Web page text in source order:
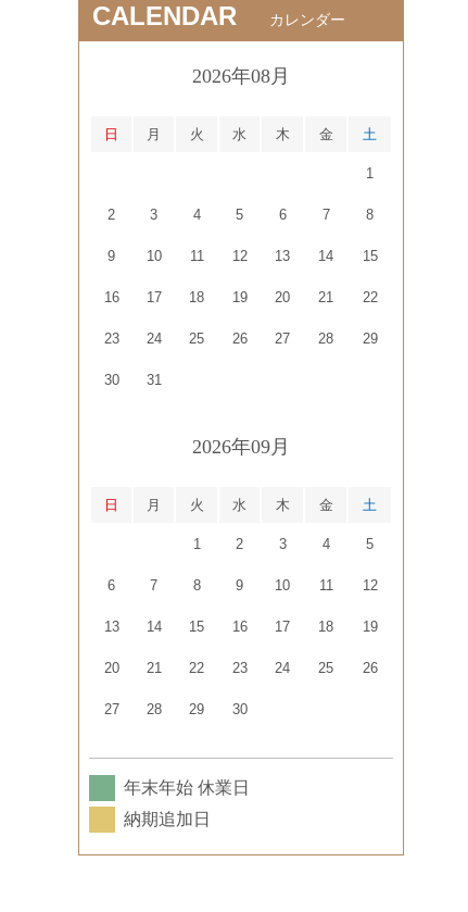
CALENDAR カレンダー
2026年08月
日 月 火 水 木 金 土
1
2 3 4 5 6 7 8
9 10 11 12 13 14 15
16 17 18 19 20 21 22
23 24 25 26 27 28 29
30 31
2026年09月
日 月 火 水 木 金 土
1 2 3 4 5
6 7 8 9 10 11 12
13 14 15 16 17 18 19
20 21 22 23 24 25 26
27 28 29 30
年末年始 休業日
納期追加日